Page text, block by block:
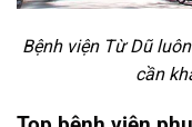
Bệnh viện Từ Dũ
cần